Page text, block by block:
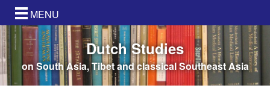
MENU
Dutch Studies
on South Asia, Tibet and classical Southeast Asia